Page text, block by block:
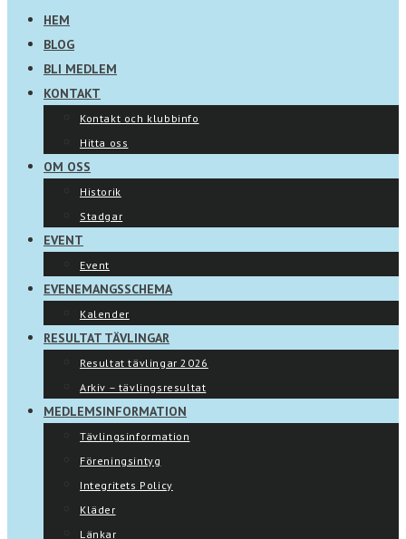
HEM
BLOG
BLI MEDLEM
KONTAKT
Kontakt och klubbinfo
Hitta oss
OM OSS
Historik
Stadgar
EVENT
Event
EVENEMANGSSCHEMA
Kalender
RESULTAT TÄVLINGAR
Resultat tävlingar 2026
Arkiv – tävlingsresultat
MEDLEMSINFORMATION
Tävlingsinformation
Föreningsintyg
Integritets Policy
Kläder
Länkar